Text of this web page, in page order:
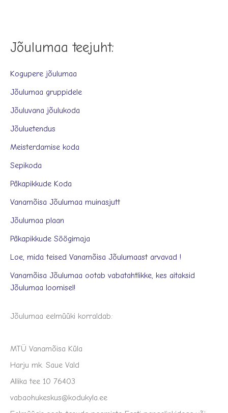
Jõulumaa teejuht:
Kogupere jõulumaa
Jõulumaa gruppidele
Jõuluvana jõulukoda
Jõuluetendus
Meisterdamise koda
Sepikoda
Päkapikkude Koda
Vanamõisa Jõulumaa muinasjutt
Jõulumaa plaan
Päkapikkude Söögimaja
Loe, mida teised Vanamõisa Jõulumaast arvavad !
Vanamõisa Jõulumaa ootab vabatahtlikke, kes aitaksid
Jõulumaa loomisel!
Jõulumaa eelmüüki korraldab:
MTÜ Vanamõisa Küla
Harju mk. Saue Vald
Allika tee 10 76403
vabaohukeskus@kodukyla.ee